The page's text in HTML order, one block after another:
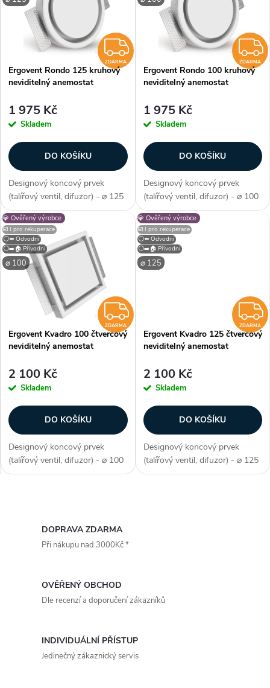
e
í
p
r
o
d
u
k
t
Abecedně
s
p
r
o
d
u
k
ů
ZDARMA
ZDARMA
Ergovent Rondo 125 kruhový
neviditelný anemostat
1 975 Kč
Skladem
DO KOŠÍKU
Designový koncový prvek
(talířový ventil, difuzor) - ⌀ 125
mm, barva bílá, materiál sádra,
tvar kruhový, odvodní / přívodní
- univerzální, regulace průtoku,
prémiové zpracování,...
ZDARMA
Ergovent Rondo 100 kruhový
neviditelný anemostat
1 975 Kč
Skladem
DO KOŠÍKU
Designový koncový prvek
(talířový ventil, difuzor) - ⌀ 100
mm, barva bílá, materiál sádra,
tvar kruhový, odvodní / přívodní
- univerzální, regulace průtoku,
prémiové zpracování,...
⌀ 100
💎 Ověřený výrobce
⚪⬅️ Odvodní
⚪➡️🏠 Přívodní
☑️ I pro rekuperace
ZDARMA
ZDARMA
Ergovent Kvadro 100 čtvercový
neviditelný anemostat
2 100 Kč
Skladem
DO KOŠÍKU
Designový koncový prvek
(talířový ventil, difuzor) - ⌀ 100
mm, barva bílá, materiál sádra,
⌀ 125
💎 Ověřený výrobce
⚪⬅️ Odvodní
⚪➡️🏠 Přívodní
☑️ I pro rekuperace
ZDARMA
Ergovent Kvadro 125 čtvercový
neviditelný anemostat
2 100 Kč
Skladem
DO KOŠÍKU
Designový koncový prvek
(talířový ventil, difuzor) - ⌀ 125
mm, barva bílá, materiál sádra,
DOPRAVA ZDARMA
Při nákupu nad 3000Kč *
OVĚŘENÝ OBCHOD
Dle recenzí a doporučení zákazníků
INDIVIDUÁLNÍ PŘÍSTUP
Jedinečný zákaznický servis